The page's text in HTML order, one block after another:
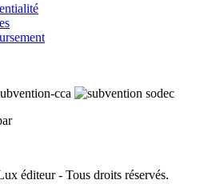
éditeur - Tous droits réservés.